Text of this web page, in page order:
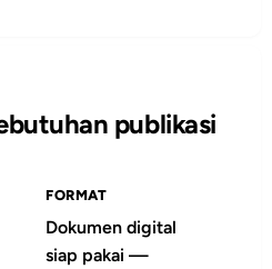
publikasi
FORMAT
Dokumen digital
siap pakai —